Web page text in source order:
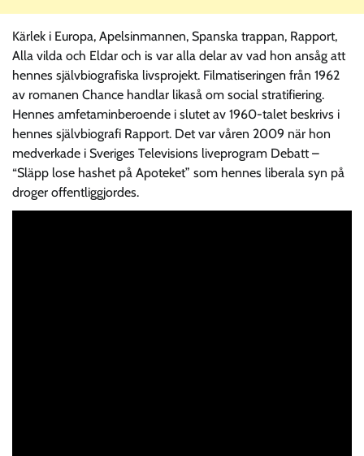
Kärlek i Europa, Apelsinmannen, Spanska trappan, Rapport,
Alla vilda och Eldar och is var alla delar av vad hon ansåg att
hennes självbiografiska livsprojekt. Filmatiseringen från 1962
av romanen Chance handlar likaså om social stratifiering.
Hennes amfetaminberoende i slutet av 1960-talet beskrivs i
hennes självbiografi Rapport. Det var våren 2009 när hon
medverkade i Sveriges Televisions liveprogram Debatt –
“Släpp lose hashet på Apoteket” som hennes liberala syn på
droger offentliggjordes.